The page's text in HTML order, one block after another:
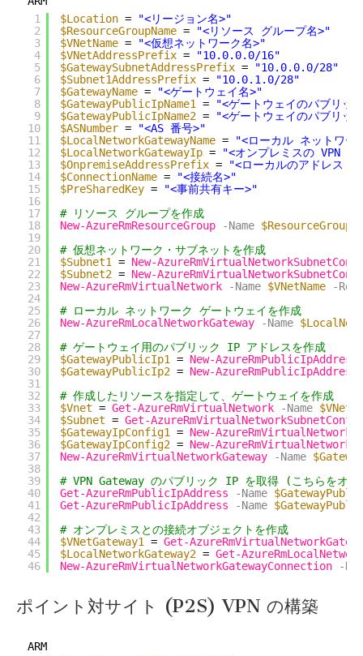
1
2
3
4
5
6
7
8
9
10
11
12
13
14
15
16
17
18
19
20
21
22
23
24
25
26
27
28
29
30
31
32
33
34
35
36
37
38
39
40
41
42
43
44
45
46
$Location =
"<リージョン名>"
$ResourceGroupName =
"<リソース グループ名>"
$VNetName =
"<仮想ネットワーク名>"
$VNetAddressPrefix =
"10.0.0.0/16"
$GatewaySubnetAddressPrefix =
"10.0.0.0/28"
$Subnet1AddressPrefix =
"10.0.1.0/28"
$GatewayName =
"<ゲートウェイ名>"
$GatewayPublicIpName1
=
"<ゲートウェイのパブリ
$GatewayPublicIpName2 =
"<ゲートウェイのパブリ
$ASNumber =
"<AS 番号>"
$LocalNetworkGatewayName =
"<ローカル ネットワー
$LocalNetworkGatewayIp =
"<オンプレミスの VPN
$OnpremiseAddressPrefix =
"<ローカルのアドレス
$ConnectionName =
"<接続名>"
$PreSharedKey =
"<事前共有キー>"
# リソース グループを作成
New-AzureRmResourceGroup
-Name
# 仮想ネットワーク・サブネットを作成
$Subnet1
= New-
$Subnet2 = New-
New-AzureRmVirtualNetwork
-Name $VNetName
-
# ローカル ネットワーク ゲートウェイを作成
New-AzureRmLocalNetworkGateway
-Name
# ゲートウェイ用のパブリック IP アドレスを作成
$GatewayPublicIp1
= New-AzureRmPublicIpAddress
$GatewayPublicIp2 = New-AzureRmPublicIpAddress
# 作成したリソースを指定して、ゲートウェイを作成
$Vnet = Get-AzureRmVirtualNetwork -Name
$Subnet = Get-
$GatewayIpConfig1
= New-
$GatewayIpConfig2 = New-
New-AzureRmVirtualNetworkGateway
-Name
# VPN Gateway のパブリック IP を取得 (こちらをオン
Get-AzureRmPublicIpAddress
-Name
Get-AzureRmPublicIpAddress
-Name
# オンプレミスとの接続オブジェクトを作成
$VNetGateway1
= Get-
$LocalNetworkGateway2 = Get-
New-AzureRmVirtualNetworkGatewayConnection
-
ポイント対サイト (P2S) VPN の構築
ARM